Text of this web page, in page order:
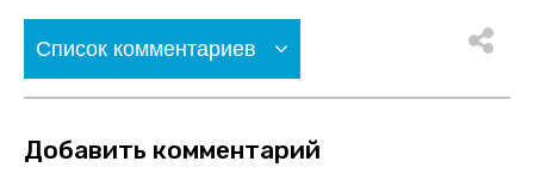
Список комментариев
Добавить комментарий